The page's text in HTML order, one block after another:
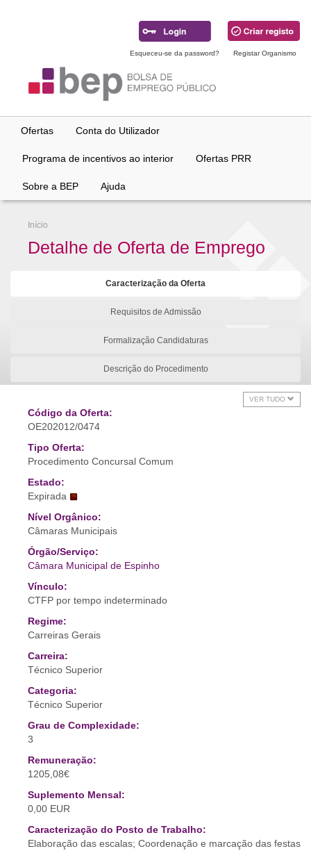
Esqueceu-se da password? Registar Organismo
Ofertas Conta do Utilizador
Programa de incentivos ao interior Ofertas PRR
Sobre a BEP Ajuda
Início
Detalhe de Oferta de Emprego
Caracterização da Oferta
Requisitos de Admissão
Formalização Candidaturas
Descrição do Procedimento
VER TUDO
Código da Oferta:
OE202012/0474
Tipo Oferta:
Procedimento Concursal Comum
Estado:
Expirada
Nível Orgânico:
Câmaras Municipais
Órgão/Serviço:
Câmara Municipal de Espinho
Vínculo:
CTFP por tempo indeterminado
Regime:
Carreiras Gerais
Carreira:
Técnico Superior
Categoria:
Técnico Superior
Grau de Complexidade:
3
Remuneração:
1205,08€
Suplemento Mensal:
0,00 EUR
Caracterização do Posto de Trabalho:
Elaboração das escalas; Coordenação e marcação das festas